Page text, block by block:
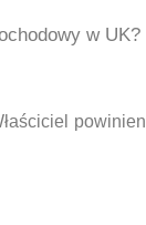
w UK?
powinien